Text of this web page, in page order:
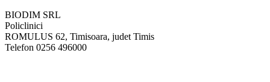
BIODIM SRL
Policlinici
ROMULUS 62, Timisoara, judet Timis
Telefon 0256 496000